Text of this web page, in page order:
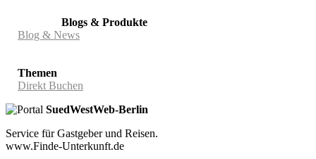
Blogs & Produkte
Blog & News
Themen
Direkt Buchen
SuedWestWeb-Berlin
Service für Gastgeber und Reisen.
www.Finde-Unterkunft.de